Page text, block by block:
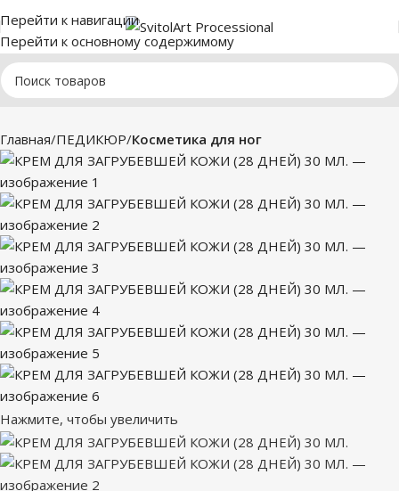
Перейти к навигации
Перейти к основному содержимому
Главная ПЕДИКЮР Косметика для ног
Нажмите, чтобы увеличить